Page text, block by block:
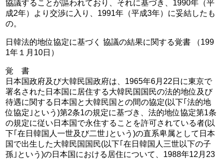
協議することが謳われており、それに基づき、1990年（平
成2年）より交渉に入り、1991年（平成3年）に妥結したも
の。
日韓法的地位協定に基づく 協議の結果に関する覚書 （199
1年１月10日）
覚 書
日本国政府及び大韓民国政府は、1965年6月22日に東京で
署名された日本国に居住する大韓民国国民の法的地位及び
待遇に関する日本国と大韓民国との間の協定(以下｢法的地
位協定｣という)第2条1の規定に基づき、法的地位協定第1条
の規定に従い日本国で永住することを許可されている者(以
下｢在日韓国人一世及び二世｣という)の直系卑属として日本
国で出生した大韓民国国民(以下｢在日韓国人三世以下の子
孫｣という)の日本国における居住について、1988年12月23